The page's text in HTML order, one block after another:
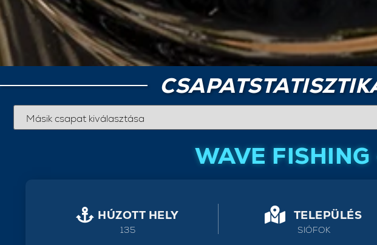
WAVE
HÚZOTT HELY
135
TELEPÜLÉS
SIÓFOK